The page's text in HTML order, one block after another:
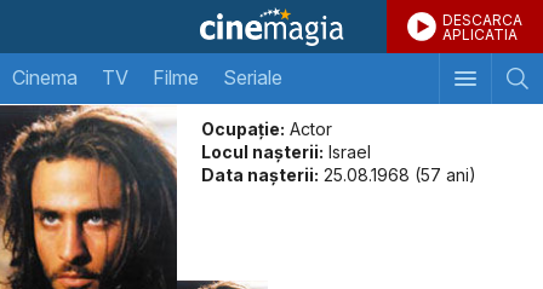
DESCARCA
APLICATIA
Cinema TV Filme Seriale
Ocupație: Actor
Locul naşterii: Israel
Data naşterii: 25.08.1968 (57 ani)